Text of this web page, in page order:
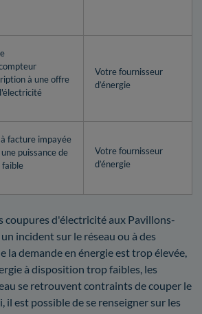
à une offre
Votre fournisseur
d’énergie
facture impayée
puissance de
Votre fournisseur
d’énergie
coupures d'électricité aux Pavillons-
incident sur le réseau ou à des
la demande en énergie est trop élevée,
à disposition trop faibles, les
se retrouvent contraints de couper le
est possible de se renseigner sur les